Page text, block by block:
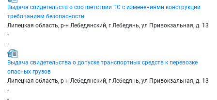
Выдача свидетельств о соответствии ТС с изменениями конструкции
требованиям безопасности
Липецкая область, р-н Лебедянский, г Лебедянь, ул Привокзальная, д. 13
-
-
Выдача свидетельства о допуске транспортных средств к перевозке
опасных грузов
Липецкая область, р-н Лебедянский, г Лебедянь, ул Привокзальная, д. 13
-